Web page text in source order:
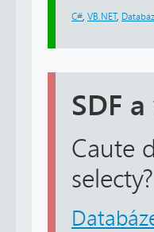
C# VB.NET,
SDF
Caute